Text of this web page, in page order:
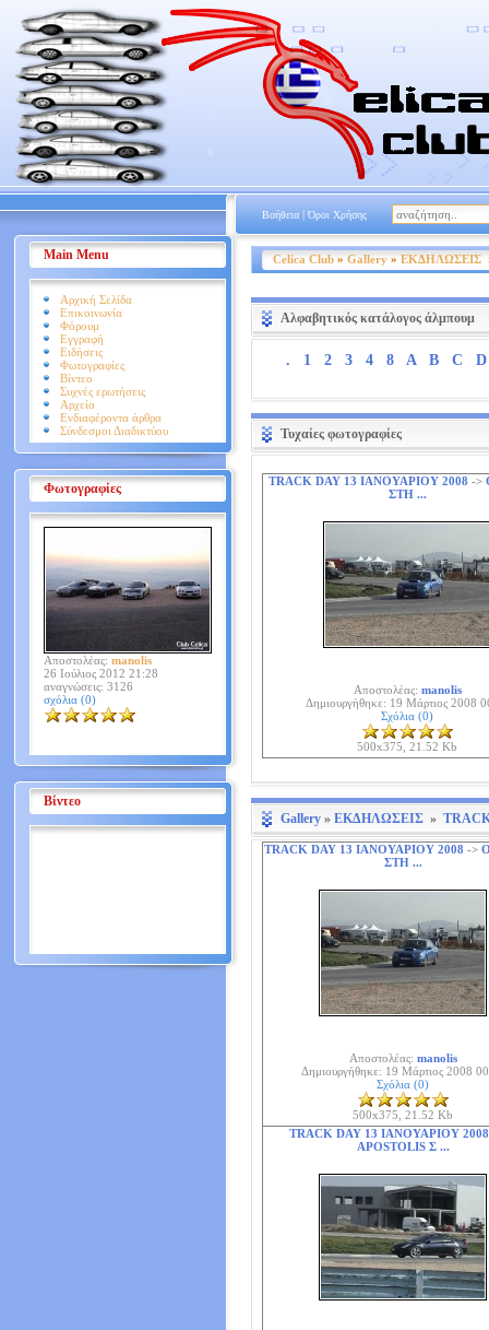
Main Menu
Αρχική Σελίδα
Επικοινωνία
Φόρουμ
Εγγραφή
Ειδήσεις
Φωτογραφίες
Βίντεο
Συχνές ερωτήσεις
Αρχείο
Ενδιαφέροντα άρθρα
Σύνδεσμοι Διαδικτύου
Φωτογραφίες
Αποστολέας: manolis
26 Ιούλιος 2012 21:28
αναγνώσεις: 3126
σχόλια (0)
Βίντεο
Βοήθεια | Όροι Χρήσης
Celica Club » Gallery » ΕΚΔΗΛΩΣΕΙΣ
Αλφαβητικός κατάλογος άλμπουμ
. 1 2 3 4 8 A B C D
Τυχαίες φωτογραφίες
TRACK DAY 13 ΙΑΝΟΥΑΡΙΟΥ 2008 ->
ΣΤΗ ...
Αποστολέας: manolis
Δημιουργήθηκε: 19 Μάρτιος 2008
Σχόλια (0)
500x375, 21.52 Kb
Gallery » ΕΚΔΗΛΩΣΕΙΣ »
TRACK DAY 13 ΙΑΝΟΥΑΡΙΟΥ 2008 ->
ΣΤΗ ...
Αποστολέας: manolis
Δημιουργήθηκε: 19 Μάρτιος 2008
Σχόλια (0)
500x375, 21.52 Kb
TRACK DAY 13 ΙΑΝΟΥΑΡΙΟΥ 2008
APOSTOLIS Σ ...